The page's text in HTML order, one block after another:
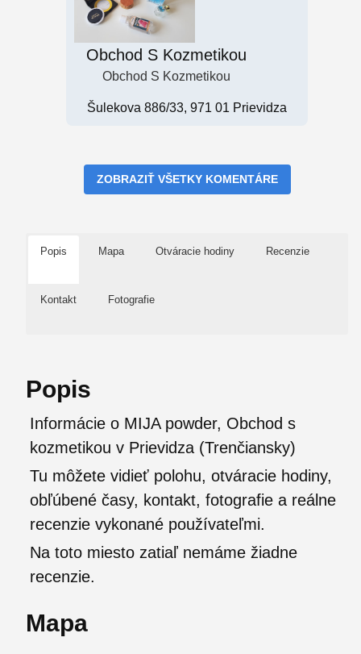
Obchod S Kozmetikou
Obchod S Kozmetikou
Šulekova 886/33, 971 01 Prievidza
ZOBRAZIŤ VŠETKY KOMENTÁRE
Popis Mapa Otváracie hodiny Recenzie
Kontakt Fotografie
Popis
Informácie o MIJA powder, Obchod s
kozmetikou v Prievidza (Trenčiansky)
Tu môžete vidieť polohu, otváracie hodiny,
obľúbené časy, kontakt, fotografie a reálne
recenzie vykonané používateľmi.
Na toto miesto zatiaľ nemáme žiadne
recenzie.
Mapa